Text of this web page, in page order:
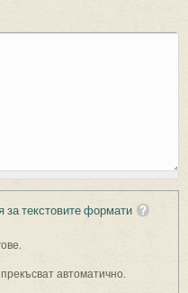
текстовите формати
автоматично.